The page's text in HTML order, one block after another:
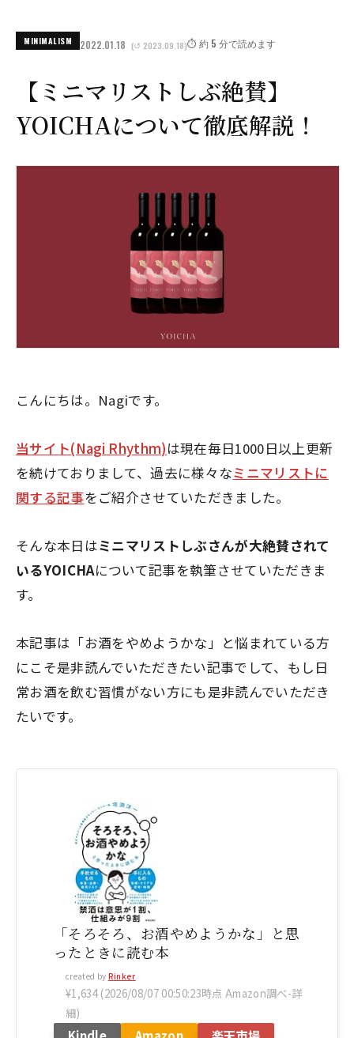
MINIMALISM 2022.01.18 (↺ 2023.09.18)⏱️ 約 5 分で読めます
【ミニマリストしぶ絶賛】
YOICHAについて徹底解説！
こんにちは。Nagiです。
当サイト(Nagi Rhythm)は現在毎日1000日以上更新
を続けておりまして、過去に様々なミニマリストに
関する記事をご紹介させていただきました。
そんな本日はミニマリストしぶさんが大絶賛されて
いるYOICHAについて記事を執筆させていただきま
す。
本記事は 「お酒をやめようかな」 と悩まれている方
にこそ是非読んでいただきたい記事でして、もし日
常お酒を飲む習慣がない方にも是非読んでいただき
たいです。
「そろそろ、お酒やめようかな」と思
ったときに読む本
created by Rinker
¥1,634(2026/08/07 00:50:23時点 Amazon調べ-詳
細)